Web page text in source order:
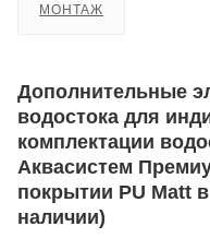
МОНТАЖ
Дополнительные
водостока для
комплектации
Аквасистем
покрытии PU Matt
наличии)